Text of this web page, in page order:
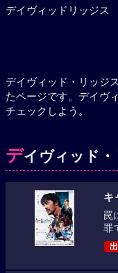
デイヴィッドリッジス
デイヴィッド・リッジ
たページです。デイヴ
チェックしよう。
デイヴィッド
キ
罠
罪